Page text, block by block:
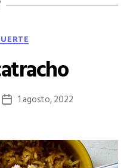
Fecha
entrada
1 agosto, 2022